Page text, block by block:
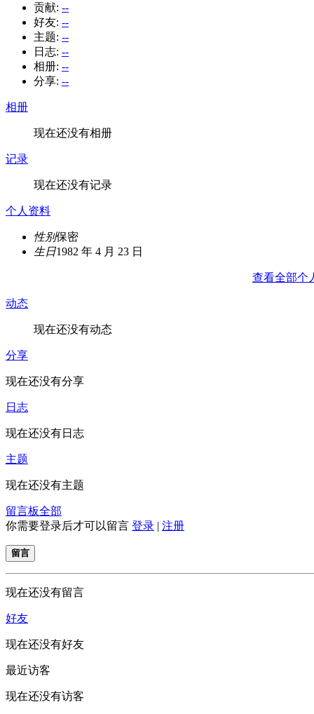
贡献: --
好友: --
主题: --
日志: --
相册: --
分享: --
相册
现在还没有相册
记录
现在还没有记录
个人资料
性别保密
生日1982 年 4 月 23 日
查看全部个
动态
现在还没有动态
分享
现在还没有分享
日志
现在还没有日志
主题
现在还没有主题
留言板全部
你需要登录后才可以留言 登录 | 注册
留言
现在还没有留言
好友
现在还没有好友
最近访客
现在还没有访客